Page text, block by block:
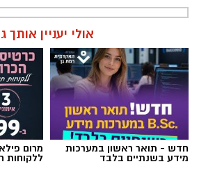
אולי יעניין אותך
חדש - תואר ראשון במערכות
מידע בשנתיים בלבד
מרום
ללקוחות